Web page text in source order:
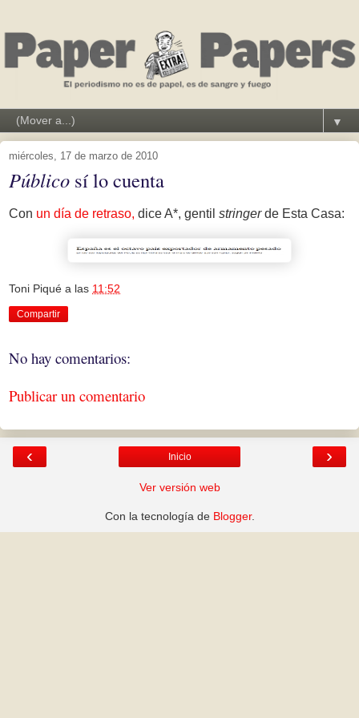
▼
miércoles, 17 de marzo de 2010
Público sí lo cuenta
Con un día de retraso, dice A*, gentil stringerde Esta Casa:
Toni Piqué a las 11:52
Compartir
No hay comentarios:
Publicar un comentario
‹ ›
Inicio
Ver versión web
Con la tecnología de Blogger.